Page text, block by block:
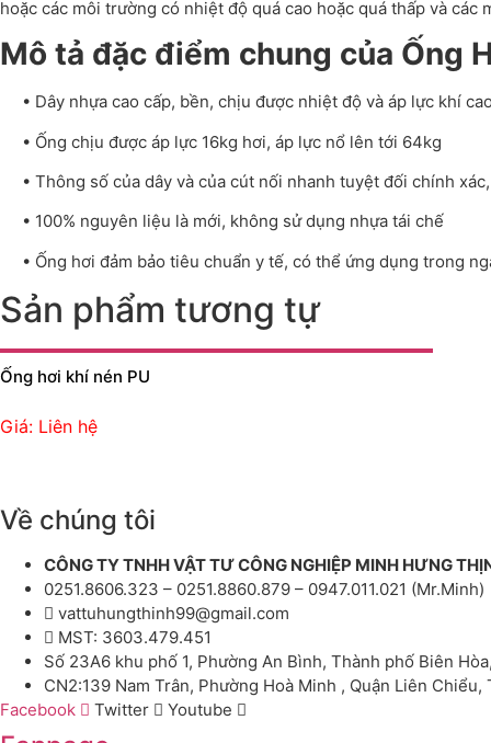
hoặc các môi trường có nhiệt độ quá cao hoặc quá thấp và
Mô tả đặc điểm chung của Ống
• Dây nhựa cao cấp, bền, chịu được nhiệt độ và áp lực khí
• Ống chịu được áp lực 16kg hơi, áp lực nổ lên tới 64kg
• Thông số của dây và của cút nối nhanh tuyệt đối chính
• 100% nguyên liệu là mới, không sử dụng nhựa tái chế
• Ống hơi đảm bảo tiêu chuẩn y tế, có thể ứng dụng trong
Sản phẩm tương tự
Ống hơi khí nén PU
Giá: Liên hệ
Về chúng tôi
CÔNG TY TNHH VẬT TƯ CÔNG NGHIỆP MINH HƯNG
0251.8606.323 – 0251.8860.879 – 0947.011.021 (Mr.Minh)
vattuhungthinh99@gmail.com
MST: 3603.479.451
Số 23A6 khu phố 1, Phường An Bình, Thành phố Biên
CN2:139 Nam Trân, Phường Hoà Minh , Quận Liên Chiểu,
Facebook
Twitter Youtube